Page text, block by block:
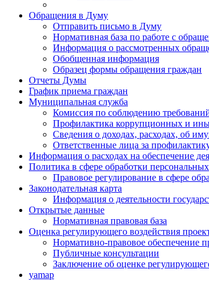
Обращения в Думу
Отправить письмо в Думу
Нормативная база по работе с
Информация о рассмотренных
Обобщенная информация
Образец формы обращения граждан
Отчеты Думы
График приема граждан
Муниципальная служба
Комиссия по соблюдению
Профилактика коррупционных и
Сведения о доходах, расходах, об
Ответственные лица за
Информация о расходах на обеспечение
Политика в сфере обработки
Правовое регулирование в сфере
Законодательная карта
Информация о деятельности
Открытые данные
Нормативная правовая база
Оценка регулирующего воздействия
Нормативно-правовое обеспечение
Публичные консультации
Заключение об оценке
yamap